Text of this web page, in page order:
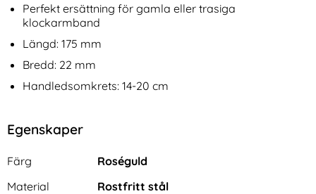
Perfekt ersättning för gamla eller trasiga
klockarmband
Längd: 175 mm
Bredd: 22 mm
Handledsomkrets: 14-20 cm
Egenskaper
Egenskaper/attribut för denna produkt
Attribut
Färg
Roséguld
Material
Rostfritt stål